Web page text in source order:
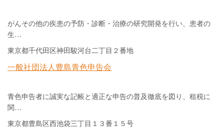
がんその他の疾患の予防・診断・治療の研究開発を行い、患者の
生…
東京都千代田区神田駿河台二丁目２番地
一般社団法人豊島青色申告会
青色申告者に誠実な記帳と適正な申告の普及徹底を図り、租税に
関…
東京都豊島区西池袋三丁目１３番１５号